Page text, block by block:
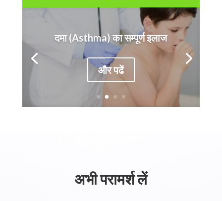
दमा (Asthma) का सम्पूर्ण इलाज
और पढें
अभी परामर्श लें